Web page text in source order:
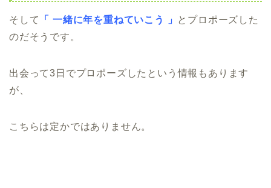
そして 「 一緒に年を重ねていこう 」 とプロポーズした
のだそうです。
出会って3日でプロポーズしたという情報もあります
が、
こちらは定かではありません。